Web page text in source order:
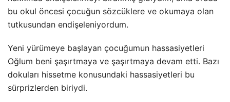
bu okul öncesi çocuğun sözcüklere ve okumaya olan
tutkusundan endişeleniyordum.
Yeni yürümeye başlayan çocuğumun hassasiyetleri
Oğlum beni şaşırtmaya ve şaşırtmaya devam etti. Bazı
dokuları hissetme konusundaki hassasiyetleri bu
sürprizlerden biriydi.